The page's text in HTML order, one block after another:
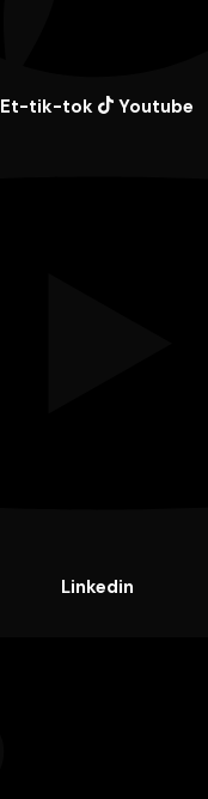
Et-tik-tok Youtube
Linkedin